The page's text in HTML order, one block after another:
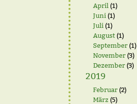
April (1)
Juni (1)
Juli (1)
August(1)
September(1)
November(3)
Dezember(3)
2019
Februar(2)
März (5)